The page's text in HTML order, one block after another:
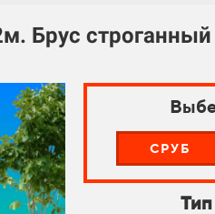
Брус строганный
СРУБ